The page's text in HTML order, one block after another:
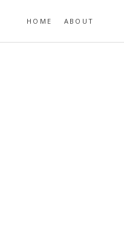
HOME ABOUT